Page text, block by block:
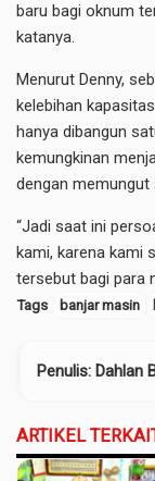
baru bagi oknum
katanya.
Menurut Denny,
kelebihan
hanya dibangun
kemungkinan
dengan memungut
“Jadi saat ini
kami, karena kami
tersebut bagi para
Tags banjar masin
Penulis: Dahlan
ARTIKEL